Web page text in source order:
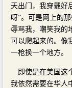
天出门，我穿戴好
呀”。可是网上的
辱骂我，嘲笑我的
可以爬起来的。像
一枪换一个地方。
即使是在美国这
我依然需要在华人